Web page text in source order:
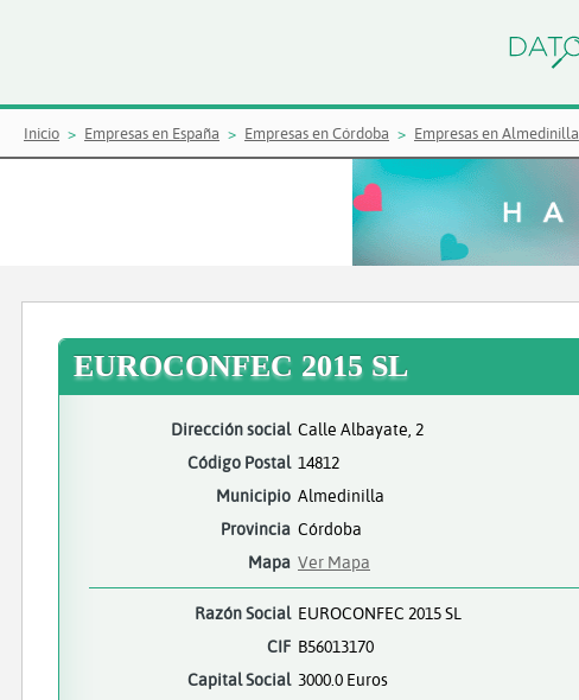
Inicio Empresas en España Empresas en Córdoba Empresas en Almedinilla
EUROCONFEC 2015 SL
Dirección social Calle Albayate, 2
Código Postal 14812
Municipio Almedinilla
Provincia Córdoba
Mapa Ver Mapa
Razón Social EUROCONFEC 2015 SL
CIF B56013170
Capital Social 3000.0 Euros